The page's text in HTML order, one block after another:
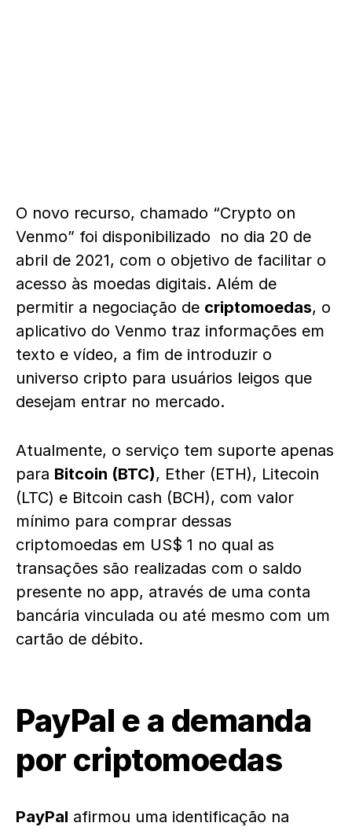
O novo recurso, chamado “Crypto on
Venmo” foi disponibilizado no dia 20 de
abril de 2021, com o objetivo de facilitar o
acesso às moedas digitais. Além de
permitir a negociação de criptomoedas, o
aplicativo do Venmo traz informações em
texto e vídeo, a fim de introduzir o
universo cripto para usuários leigos que
desejam entrar no mercado.
Atualmente, o serviço tem suporte apenas
para Bitcoin (BTC), Ether (ETH), Litecoin
(LTC) e Bitcoin cash (BCH), com valor
mínimo para comprar dessas
criptomoedas em US$ 1 no qual as
transações são realizadas com o saldo
presente no app, através de uma conta
bancária vinculada ou até mesmo com um
cartão de débito.
PayPal e a demanda
por criptomoedas
PayPal afirmou uma identificação na